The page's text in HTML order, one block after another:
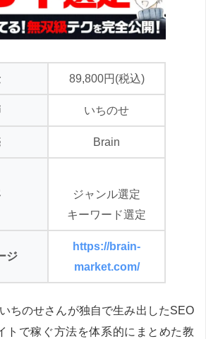
89,800円(税込)
いちのせ
Brain
ジャンル選定
キーワード選定
ジ
https://brain-
market.com/
ちのせさんが独自で生み出したSEO
トで稼ぐ方法を体系的にまとめた教